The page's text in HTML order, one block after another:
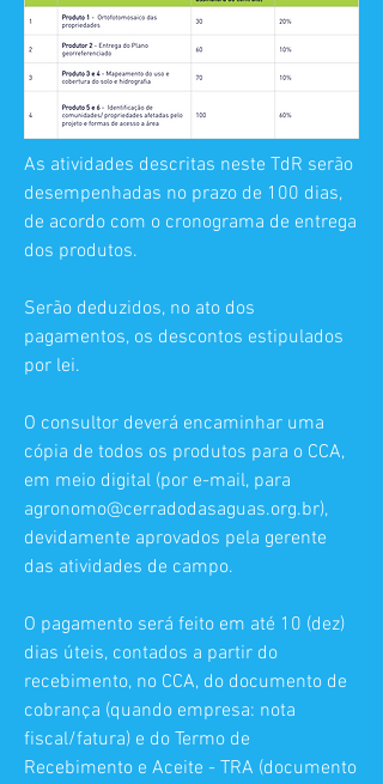
As atividades descritas neste TdR serão
desempenhadas no prazo de 100 dias,
de acordo com o cronograma de entrega
dos produtos.
Serão deduzidos, no ato dos
pagamentos, os descontos estipulados
por lei.
O consultor deverá encaminhar uma
cópia de todos os produtos para o CCA,
em meio digital (por e-mail, para
agronomo@cerradodasaguas.org.br),
devidamente aprovados pela gerente
das atividades de campo.
O pagamento será feito em até 10 (dez)
dias úteis, contados a partir do
recebimento, no CCA, do documento de
cobrança (quando empresa: nota
fiscal/fatura) e do Termo de
Recebimento e Aceite - TRA (documento